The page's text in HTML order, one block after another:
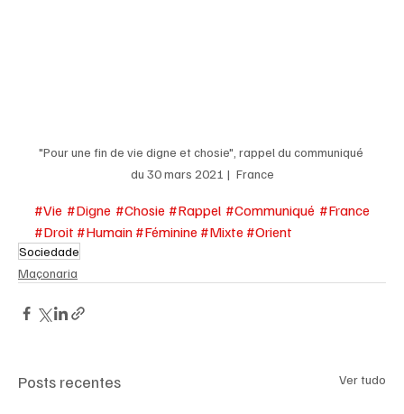
"Pour une fin de vie digne et chosie", rappel du communiqué
du 30 mars 2021 |  France
#Vie #Digne #Chosie #Rappel #Communiqué #France
#Droit #Humain #Féminine #Mixte #Orient
Sociedade
Maçonaria
Posts recentes Ver tudo